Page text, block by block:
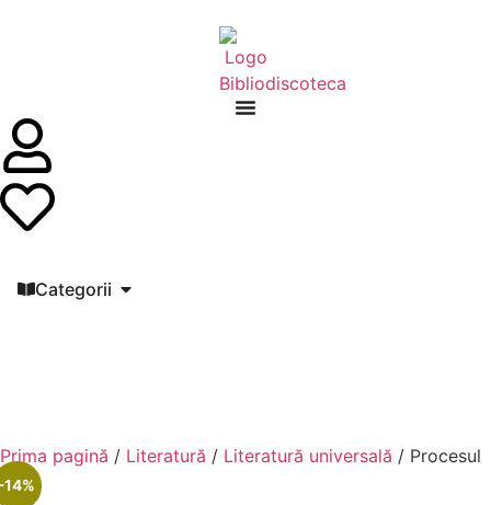
Categorii
Prima pagină / Literatură / Literatură universală / Procesul
14%